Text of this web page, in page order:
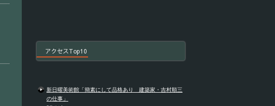
アクセスTop10
新日曜美術館「簡素にして品格あり 建築家・吉村順三
の仕事」